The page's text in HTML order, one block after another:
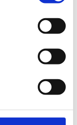
skeeleraars
wandelaars,